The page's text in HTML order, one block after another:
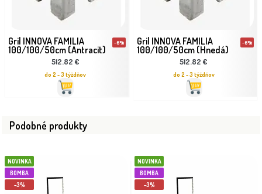
Gril INNOVA FAMILIA
100/100/50cm (Antracit)
-6%
512.82 €
do 2 - 3 týždňov
Gril INNOVA FAMILIA
100/100/50cm (Hnedá)
-6%
512.82 €
do 2 - 3 týždňov
Podobné produkty
NOVINKA
BOMBA
-3%
NOVINKA
BOMBA
-3%